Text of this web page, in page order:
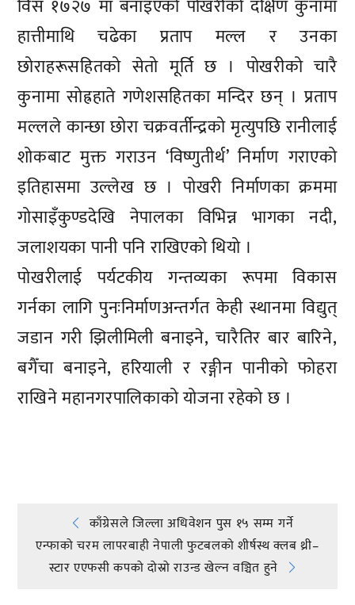
विसं १७२७ मा बनाइएको पोखरीको दक्षिण कुनामा
हात्तीमाथि चढेका प्रताप मल्ल र उनका
छोराहरूसहितको सेतो मूर्ति छ । पोखरीको चारै
कुनामा सोह्रहाते गणेशसहितका मन्दिर छन् । प्रताप
मल्लले कान्छा छोरा चक्रवर्तीन्द्रको मृत्युपछि रानीलाई
शोकबाट मुक्त गराउन ‘विष्णुतीर्थ’ निर्माण गराएको
इतिहासमा उल्लेख छ । पोखरी निर्माणका क्रममा
गोसाइँकुण्डदेखि नेपालका विभिन्न भागका नदी,
जलाशयका पानी पनि राखिएको थियो ।
पोखरीलाई पर्यटकीय गन्तव्यका रूपमा विकास
गर्नका लागि पुनःनिर्माणअन्तर्गत केही स्थानमा विद्युत्
जडान गरी झिलीमिली बनाइने, चारैतिर बार बारिने,
बगैँचा बनाइने, हरियाली र रङ्गीन पानीको फोहरा
राखिने महानगरपालिकाको योजना रहेको छ ।
Post
navigation
काँग्रेसले जिल्ला अधिवेशन पुस १५ सम्म गर्ने
एन्फाको चरम लापरबाही नेपाली फुटबलको शीर्षस्थ क्लब थ्री–
स्टार एएफसी कपको दोस्रो राउन्ड खेल्न वञ्चित हुने